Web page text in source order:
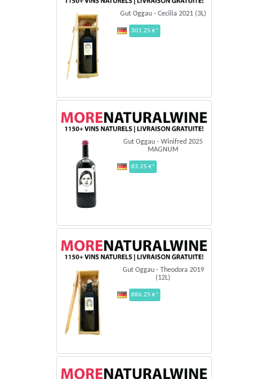
Gut Oggau - Cecilia 2021 (3L)
301.25 €*
Gut Oggau - Winifred 2025
MAGNUM
83.25 €*
Gut Oggau - Theodora 2019
(12L)
886.25 €*